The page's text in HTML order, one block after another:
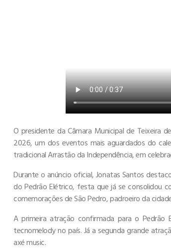
O presidente da Câmara Municipal de Teixeira
2026, um dos eventos mais aguardados do
tradicional Arrastão da Independência, em
Durante o anúncio oficial, Jonatas Santos
do Pedrão Elétrico, festa que já se consolidou
comemorações de São Pedro, padroeiro da
A primeira atração confirmada para o
tecnomelody no país. Já a segunda grande
axé music.